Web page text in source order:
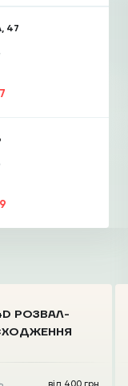
47
РОЗВАЛ-
від 400 грн